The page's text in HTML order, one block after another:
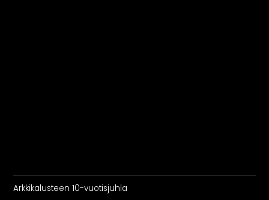
Arkkikalusteen 10-vuotisjuhla